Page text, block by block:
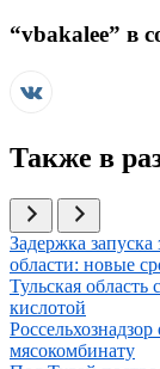
“vbakalee” в
Также в
Иллюстрация
Задержка
области: новые
Иллюстрация
Тульская
кислотой
Иллюстрация
мясокомбинату